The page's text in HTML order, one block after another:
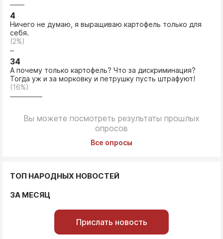
4
Ничего не думаю, я выращиваю картофель только для
себя.
(2%)
34
А почему только картофель? Что за дискриминация?
Тогда уж и за морковку и петрушку пусть штрафуют!
(16%)
Вы можете посмотреть результаты прошлых
опросов
Все опросы
ТОП НАРОДНЫХ НОВОСТЕЙ
ЗА МЕСЯЦ
Прислать новость